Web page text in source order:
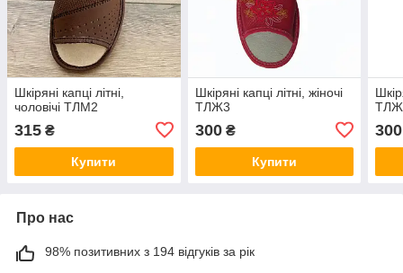
Шкіряні капці літні,
чоловічі ТЛМ2
315 ₴
Купити
Шкіряні капці літні, жіночі
ТЛЖ3
300₴
Купити
300
Про нас
98% позитивних з 194 відгуків за рік